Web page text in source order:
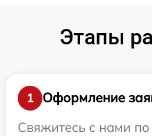
Этапы
1
Оформление
Свяжитесь с нами